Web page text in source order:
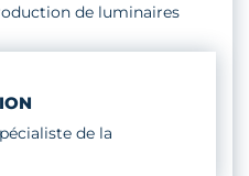
de luminaires
de la